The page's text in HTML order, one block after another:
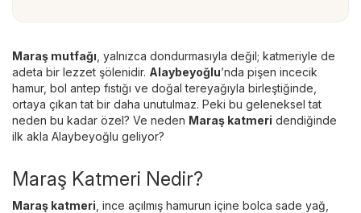
Maraş mutfağı , yalnızca dondurmasıyla değil; katmeriyle de
adeta bir lezzet şölenidir. Alaybeyoğlu’nda pişen incecik
hamur, bol antep fıstığı ve doğal tereyağıyla birleştiğinde,
ortaya çıkan tat bir daha unutulmaz. Peki bu geleneksel tat
neden bu kadar özel? Ve neden Maraş katmeri dendiğinde
ilk akla Alaybeyoğlu geliyor?
Maraş Katmeri Nedir?
Maraş katmeri , ince açılmış hamurun içine bolca sade yağ,